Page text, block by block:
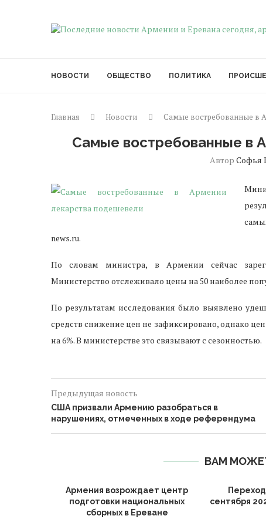
НОВОСТИ ОБЩЕСТВО ПОЛИТИКА
Главная Новости Самые востребованные в
Самые востребованные в
Автор Софья
news.ru.
По словам министра, в Армении сейчас
Министерство отслеживало цены на 50 наиболее
По результатам исследования было выявлено
средств снижение цен не зафиксировано, однако
на 6%. В министерстве это связывают с сезонностью.
Предыдущая новость
США призвали Армению разобраться в
нарушениях, отмеченных в ходе референдума
ВАМ
Армения возрождает центр
подготовки национальных
сборных в Ереване
сентября